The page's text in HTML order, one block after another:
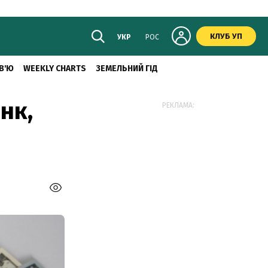
УКР РОС КЛУБ УП
WEEKLY CHARTS ЗЕМЕЛЬНИЙ ГІД
РЕКЛАМА: